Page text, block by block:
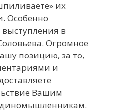
их
Особенно
в
Огромное
позицию, за то,
и
Вашим